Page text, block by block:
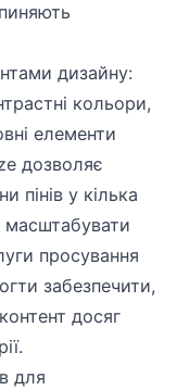
дизайну:
кольори,
елементи
дозволяє
пінів у кілька
масштабувати
просування
забезпечити,
досяг
для